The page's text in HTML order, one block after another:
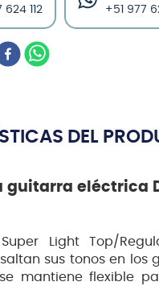
624 112 +51 977
DEL
guitarra eléctrica
Light Top/
sus tonos en los
mantiene flexible